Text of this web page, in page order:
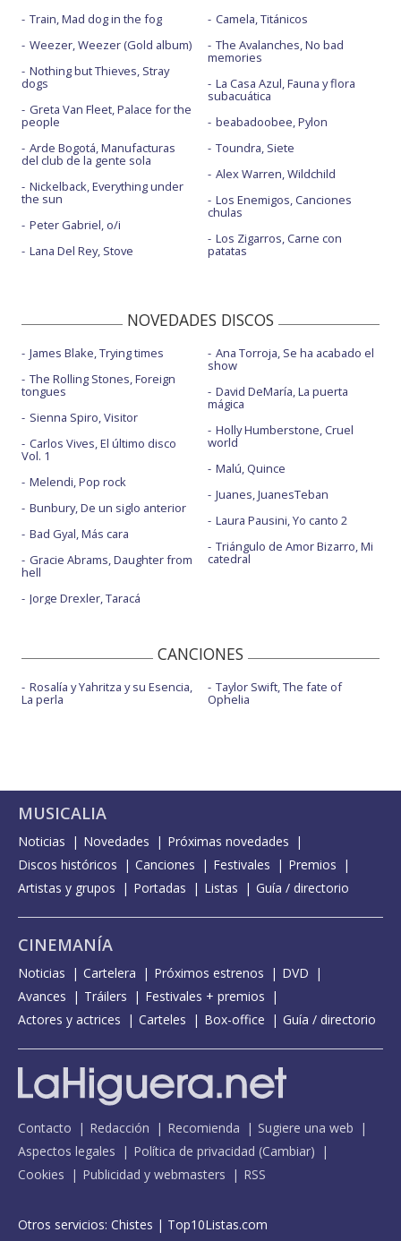
Train, Mad dog in the fog
Weezer, Weezer (Gold album)
Nothing but Thieves, Stray
dogs
Greta Van Fleet, Palace for the
people
Arde Bogotá, Manufacturas
del club de la gente sola
Nickelback, Everything under
the sun
Peter Gabriel, o/i
Lana Del Rey, Stove
Camela, Titánicos
The Avalanches, No bad
memories
La Casa Azul, Fauna y flora
subacuática
beabadoobee, Pylon
Toundra, Siete
Alex Warren, Wildchild
Los Enemigos, Canciones
chulas
Los Zigarros, Carne con
patatas
NOVEDADES DISCOS
James Blake, Trying times
The Rolling Stones, Foreign
tongues
Sienna Spiro, Visitor
Carlos Vives, El último disco
Vol. 1
Melendi, Pop rock
Bunbury, De un siglo anterior
Bad Gyal, Más cara
Gracie Abrams, Daughter from
hell
Jorge Drexler, Taracá
Ana Torroja, Se ha acabado el
show
David DeMaría, La puerta
mágica
Holly Humberstone, Cruel
world
Malú, Quince
Juanes, JuanesTeban
Laura Pausini, Yo canto 2
Triángulo de Amor Bizarro, Mi
catedral
CANCIONES
Rosalía y Yahritza y su Esencia,
La perla
Taylor Swift, The fate of
Ophelia
MUSICALIA
Noticias Novedades
Próximas novedades
Discos históricos
Canciones Festivales
Premios
Artistas y grupos
Portadas Listas Guía / directorio
CINEMANÍA
Noticias Cartelera Próximos estrenos
DVD
Avances
Tráilers
Festivales + premios
Actores y actrices
Carteles Box-office Guía / directorio
Contacto Redacción Recomienda
Sugiere una web
Aspectos legales
Política de privacidad (Cambiar)
Cookies
Publicidad y webmasters RSS
Otros servicios: Chistes | Top10Listas.com